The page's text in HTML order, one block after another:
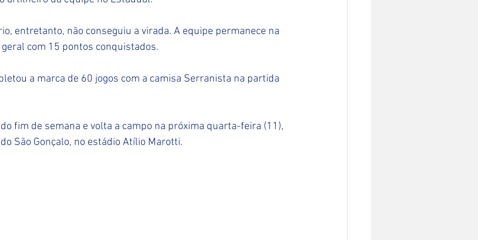
entretanto, não conseguiu a virada. A equipe permanece na
com 15 pontos conquistados.
a marca de 60 jogos com a camisa Serranista na partida
fim de semana e volta a campo na próxima quarta-feira (11),
São Gonçalo, no estádio Atílio Marotti.